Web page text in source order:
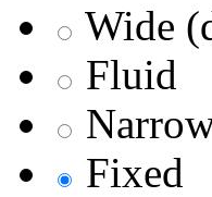
Wide
Fluid
Fixed